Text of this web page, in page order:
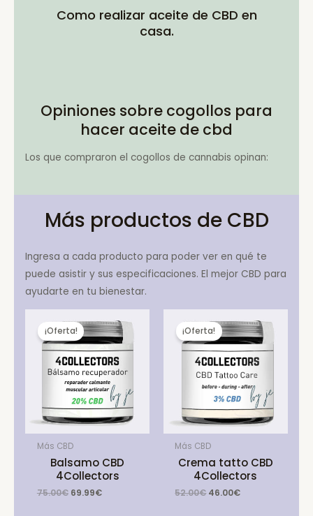
Como realizar aceite de CBD en
casa.
Opiniones sobre cogollos para
hacer aceite de cbd
Los que compraron el cogollos de cannabis opinan:
Más productos de CBD
Ingresa a cada producto para poder ver en qué te
puede asistir y sus especificaciones. El mejor CBD para
ayudarte en tu bienestar.
¡Oferta!
Más CBD
Balsamo CBD
4Collectors
75.00€ Original
69.99€Current
¡Oferta!
Más CBD
Crema tatto CBD
4Collectors
52.00€ Original
46.00€Current